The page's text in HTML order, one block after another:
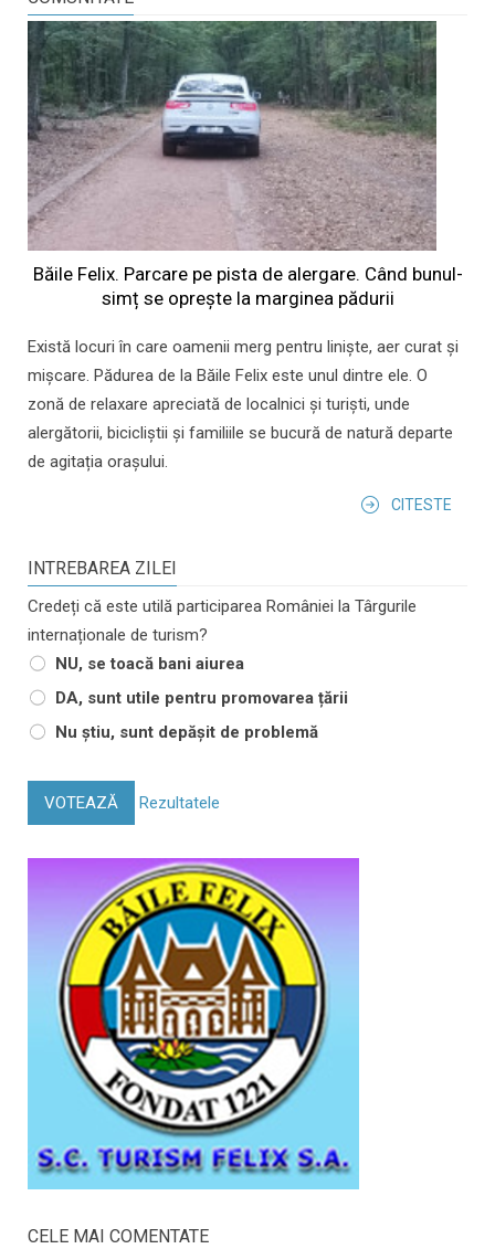
Băile Felix. Parcare pe pista de alergare. Când bunul-
simț se oprește la marginea pădurii
Există locuri în care oamenii merg pentru liniște, aer curat și
mișcare. Pădurea de la Băile Felix este unul dintre ele. O
zonă de relaxare apreciată de localnici și turiști, unde
alergătorii, bicicliștii și familiile se bucură de natură departe
de agitația orașului.
CITESTE
INTREBAREA ZILEI
Credeți că este utilă participarea României la Târgurile
internaționale de turism?
NU, se toacă bani aiurea
DA, sunt utile pentru promovarea țării
Nu știu, sunt depășit de problemă
VOTEAZĂ Rezultatele
CELE MAI COMENTATE